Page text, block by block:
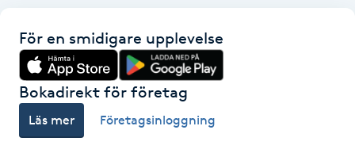
Hot Stone Massage
Hot yoga
Hudföryngring
För en smidigare upplevelse
Bokadirekt för företag
Läs mer Företagsinloggning